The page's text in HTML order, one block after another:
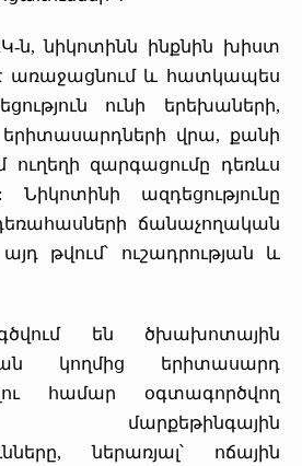
ն, նիկոտինն ինքնին խիստ
առաջացնում և հատկապես
ունի երեխաների,
վրա, քանի
ուղեղի զարգացումը դեռևս
ազդեցությունը
ճանաչողական
այդ թվում՝ ուշադրության և
են ծխախոտային
կողմից երիտասարդ
համար օգտագործվող
մարքեթինգային
ներառյալ՝ ոճային